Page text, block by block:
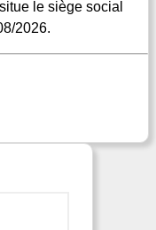
le siège social
2026.